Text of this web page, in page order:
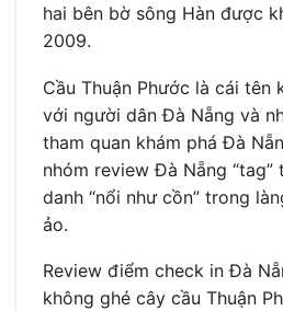
hai bên bờ sông Hàn được
2009.
Cầu Thuận Phước là cái tên
với người dân Đà Nẵng và
tham quan khám phá Đà
nhóm review Đà Nẵng
danh “nổi như cồn” trong
ảo.
Review điểm check in Đà
không ghé cây cầu Thuận